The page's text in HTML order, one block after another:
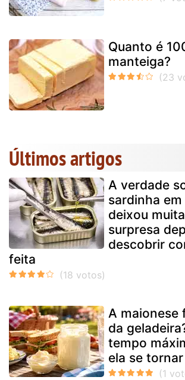
Quanto é
manteiga?
Últimos artigos
A verdade
sardinha
deixou
surpresa
descobrir
feita
A maionese
da
tempo
ela se